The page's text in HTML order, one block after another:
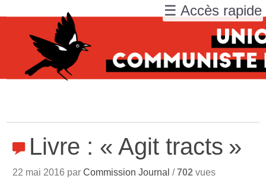
Livre : « Agit tracts »
22 mai 2016 parCommission Journal /702 vues
☰ Accès rapide